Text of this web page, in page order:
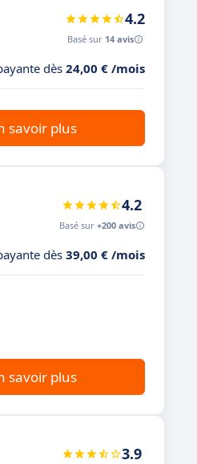
4.2
Basé sur 14 avis
dès 24,00 € /mois
savoir plus
4.2
Basé sur +200 avis
dès 39,00 € /mois
savoir plus
3.9